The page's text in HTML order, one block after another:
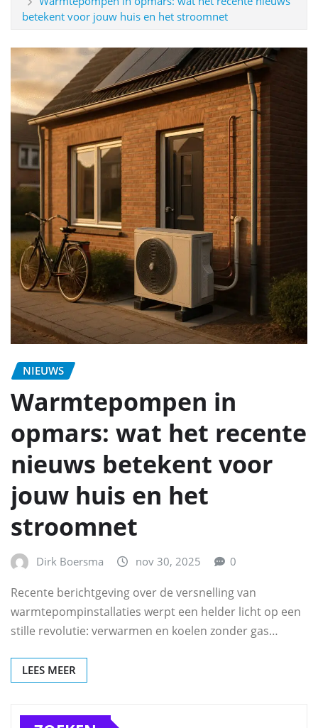
betekent voor jouw huis en het stroomnet
NIEUWS
Warmtepompen in
opmars: wat het recente
nieuws betekent voor
jouw huis en het
stroomnet
Dirk Boersma nov 30, 2025 0
Recente berichtgeving over de versnelling van
warmtepompinstallaties werpt een helder licht op een
stille revolutie: verwarmen en koelen zonder gas…
LEES MEER